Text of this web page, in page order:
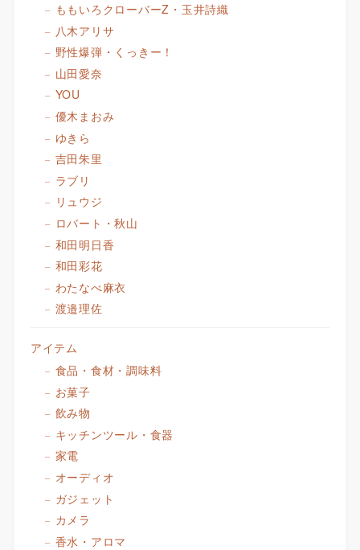
ももいろクローバーZ・玉井詩織
八木アリサ
野性爆弾・くっきー！
山田愛奈
YOU
優木まおみ
ゆきら
吉田朱里
ラブリ
リュウジ
ロバート・秋山
和田明日香
和田彩花
わたなべ麻衣
渡邉理佐
アイテム
食品・食材・調味料
お菓子
飲み物
キッチンツール・食器
家電
オーディオ
ガジェット
カメラ
香水・アロマ